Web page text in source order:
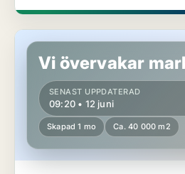
Fastighetsmark i Heby, Tärnsjö
Vi övervakar
SENAST UPPDATERAD
09:20 • 12 juni
Skapad 1 mo Ca. 40 000 m2